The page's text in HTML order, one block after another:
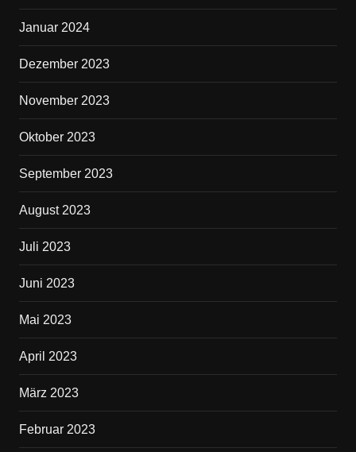
Januar 2024
Dezember 2023
November 2023
Oktober 2023
September 2023
August 2023
Juli 2023
Juni 2023
Mai 2023
April 2023
März 2023
Februar 2023